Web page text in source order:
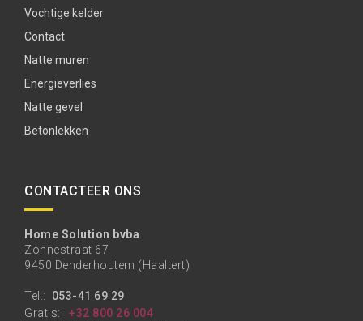
Vochtige kelder
Contact
Natte muren
Energieverlies
Natte gevel
Betonlekken
CONTACTEER ONS
Home Solution bvba
Zonnestraat 67
9450 Denderhoutem (Haaltert)
Tel.: 053-41 69 29
Gratis:
+32 800 26 004